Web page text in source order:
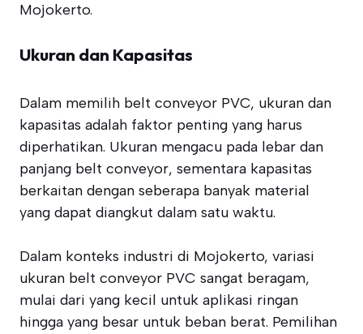
Mojokerto.
Ukuran dan Kapasitas
Dalam memilih belt conveyor PVC, ukuran dan
kapasitas adalah faktor penting yang harus
diperhatikan. Ukuran mengacu pada lebar dan
panjang belt conveyor, sementara kapasitas
berkaitan dengan seberapa banyak material
yang dapat diangkut dalam satu waktu.
Dalam konteks industri di Mojokerto, variasi
ukuran belt conveyor PVC sangat beragam,
mulai dari yang kecil untuk aplikasi ringan
hingga yang besar untuk beban berat. Pemilihan